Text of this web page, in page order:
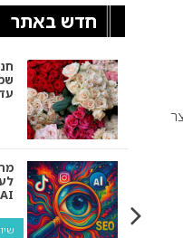
חדש באתר
תופיעו בתשובות AI